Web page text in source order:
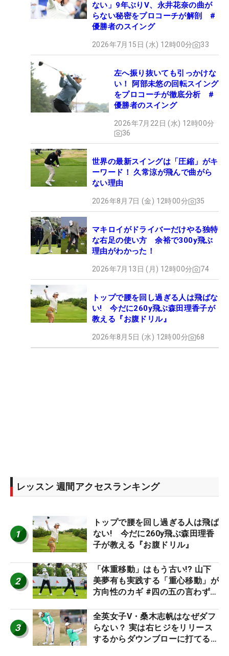
ない」9年ぶりV、永井花奈の曲が
らない秘密をプロコーチが解剖 #
優勝者のスイング
2026年7月15日 (水) 12時00分 33
左へ振り抜いても引っかけな
い！ 阿部未悠の回転スイング
をプロコーチが徹底分析 #
優勝者のスイング
2026年7月22日 (水) 12時00分
36
世界の最新スイングは「圧縮」がキ
ーワード！ 久常涼が飛んで曲がら
ない理由
2026年8月7日 (金) 12時00分 35
マキロイがドライバーだけやる独特
な右足の使い方 余裕で300y飛ぶ
理由がわかった！
2026年7月13日 (月) 12時00分 74
トップで腰を回し過ぎる人は飛ばな
い! 今だに260y飛ぶ森田理香子が
教える『お腹ドリル』
2026年8月5日 (水) 12時00分 68
レッスン 週間アクセスランキング
1
トップで腰を回し過ぎる人は飛ば
ない! 今だに260y飛ぶ森田理香
子が教える『お腹ドリル』
2
「体重移動」はもう古い!? 山下
美夢有も実践する「重心移動」が
方向性のカギ #四の五の言わず振
3
全英女子V・桑木志帆はなぜダフ
らない？ 実は右ヒジをリリース
するからダウンブローに打てる #